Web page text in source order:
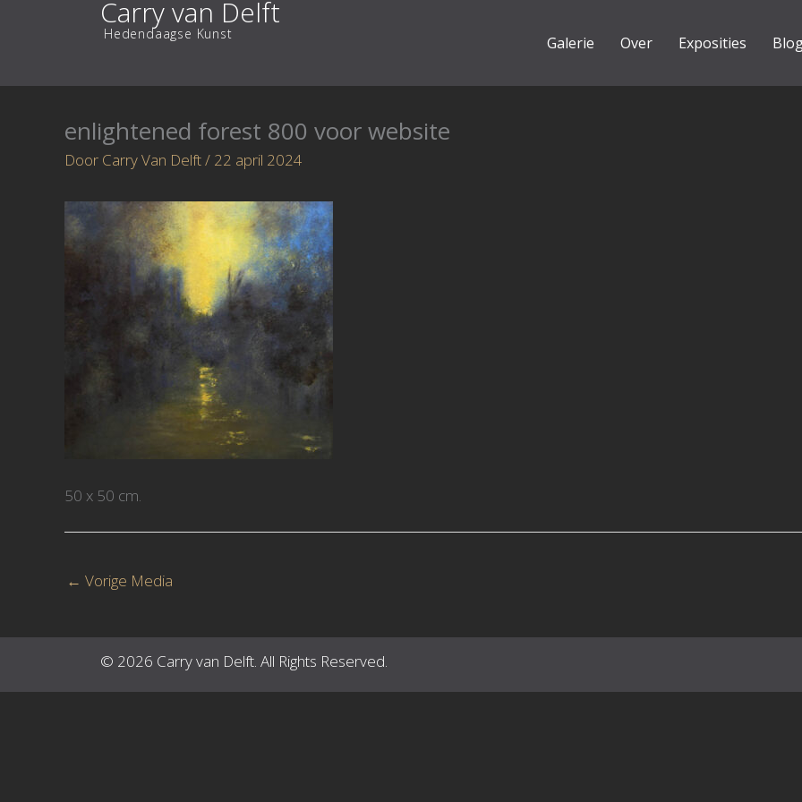
inhoud
Carry van Delft
Hedendaagse Kunst Galerie Over Exposities
enlightened forest 800 voor website
Door Carry Van Delft/ 22 april 2024
50 x 50 cm.
← Vorige Media
© 2026 Carry van Delft. All Rights Reserved.